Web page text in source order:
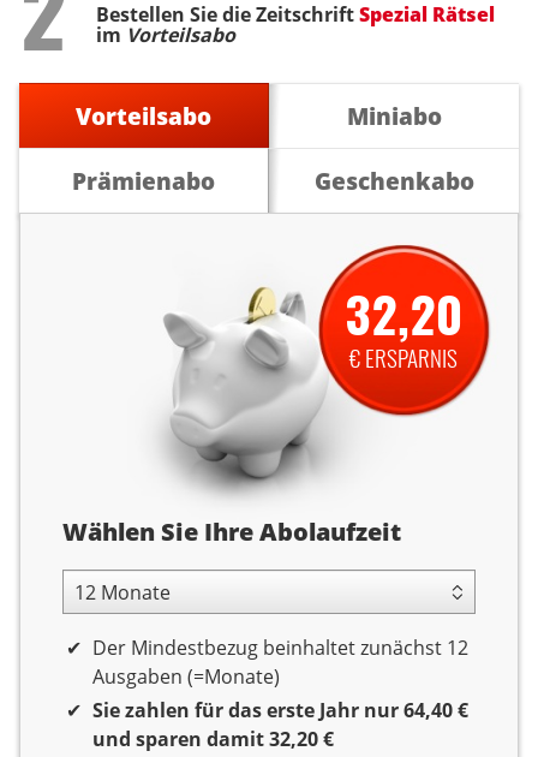
Bestellen Sie die ZeitschriftSpezial Rätsel
im Vorteilsabo
Vorteilsabo
Miniabo
Prämienabo
Geschenkabo
Abolaufzeit
Wählen Sie Ihre Abolaufzeit
12 Monate Laufzeit
Der Mindestbezug beinhaltet zunächst 12
Ausgaben (=Monate)
Sie zahlen für das erste Jahr nur 64,40 €
und sparen damit 32,20 €
32,20
€ ERSPARNIS